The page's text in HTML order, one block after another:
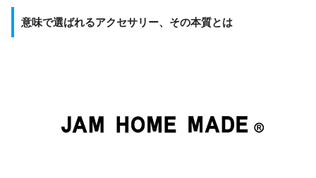
意味で選ばれるアクセサリー、その本質とは